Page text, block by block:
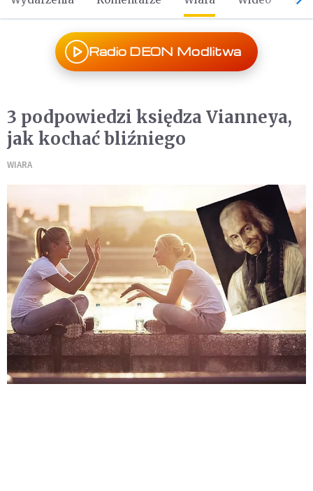
Radio DEON Modlitwa
3 podpowiedzi księdza Vianneya,
jak kochać bliźniego
WIARA